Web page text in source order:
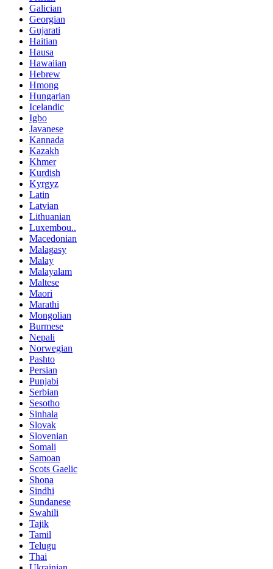
Galician
Georgian
Gujarati
Haitian
Hausa
Hawaiian
Hebrew
Hmong
Hungarian
Icelandic
Igbo
Javanese
Kannada
Kazakh
Khmer
Kurdish
Kyrgyz
Latin
Latvian
Lithuanian
Luxembou..
Macedonian
Malagasy
Malay
Malayalam
Maltese
Maori
Marathi
Mongolian
Burmese
Nepali
Norwegian
Pashto
Persian
Punjabi
Serbian
Sesotho
Sinhala
Slovak
Slovenian
Somali
Samoan
Scots Gaelic
Shona
Sindhi
Sundanese
Swahili
Tajik
Tamil
Telugu
Thai